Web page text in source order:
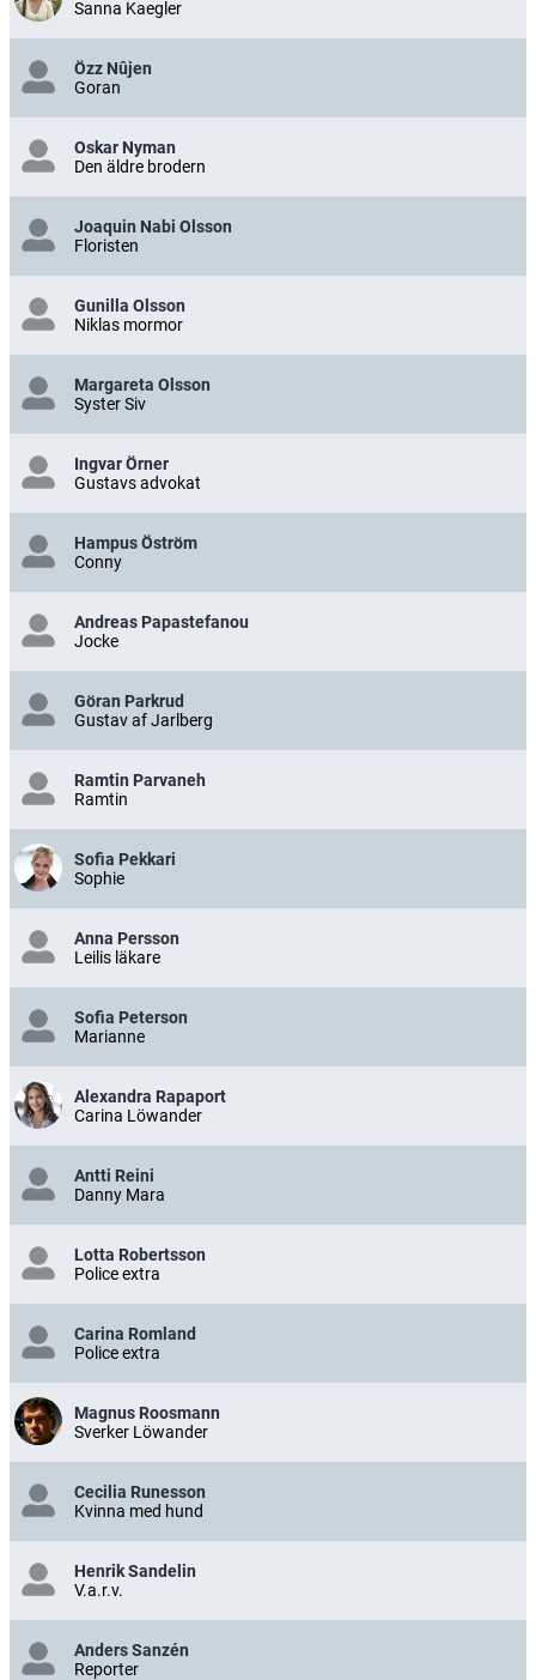
Sanna Kaegler
Özz Nûjen
Goran
Oskar Nyman
Den äldre brodern
Joaquin Nabi Olsson
Floristen
Gunilla Olsson
Niklas mormor
Margareta Olsson
Syster Siv
Ingvar Örner
Gustavs advokat
Hampus Öström
Conny
Andreas Papastefanou
Jocke
Göran Parkrud
Gustav af Jarlberg
Ramtin Parvaneh
Ramtin
Sofia Pekkari
Sophie
Anna Persson
Leilis läkare
Sofia Peterson
Marianne
Alexandra Rapaport
Carina Löwander
Antti Reini
Danny Mara
Lotta Robertsson
Police extra
Carina Romland
Police extra
Magnus Roosmann
Sverker Löwander
Cecilia Runesson
Kvinna med hund
Henrik Sandelin
V.a.r.v.
Anders Sanzén
Reporter